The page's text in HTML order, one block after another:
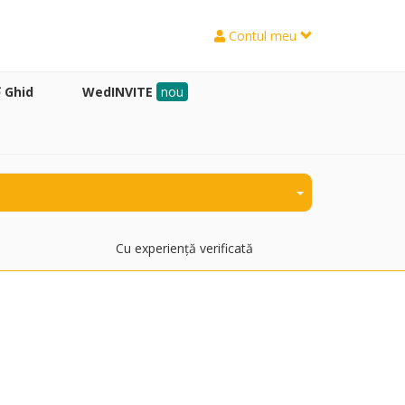
Contul meu
Ghid WedINVITE nou
Cu experiență verificată